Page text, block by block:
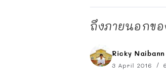
ถึงภายนอกข
Ricky Naibann
3 April 2016